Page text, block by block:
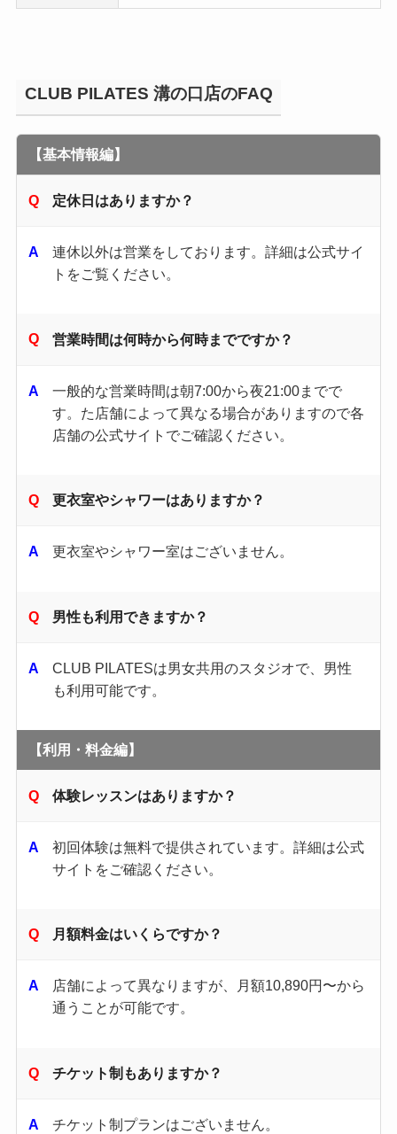
CLUB PILATES 溝の口店のFAQ
【基本情報編】
定休日はありますか？
連休以外は営業をしております。詳細は公式サイ
トをご覧ください。
営業時間は何時から何時までですか？
一般的な営業時間は朝7:00から夜21:00までで
す。​た店舗によって異なる場合がありますので各
店舗の公式サイトでご確認ください。​
更衣室やシャワーはありますか？
更衣室やシャワー室はございません。
男性も利用できますか？
CLUB PILATESは男女共用のスタジオで、男性
も利用可能です。
【利用・料金編】
体験レッスンはありますか？
初回体験は無料で提供されています。​詳細は公式
サイトをご確認ください。​
月額料金はいくらですか？
店舗によって異なりますが、月額10,890円〜から
通うことが可能です。
チケット制もありますか？
チケット制プランはございません。